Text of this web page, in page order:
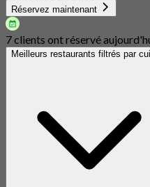
Réservez maintenant
7 clients ont réservé
Meilleurs restaurants filtrés par